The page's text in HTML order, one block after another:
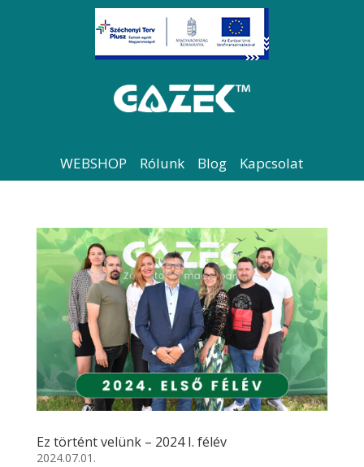
WEBSHOP Rólunk Blog Kapcsolat
Ez történt velünk – 2024 I. félév
2024.07.01.